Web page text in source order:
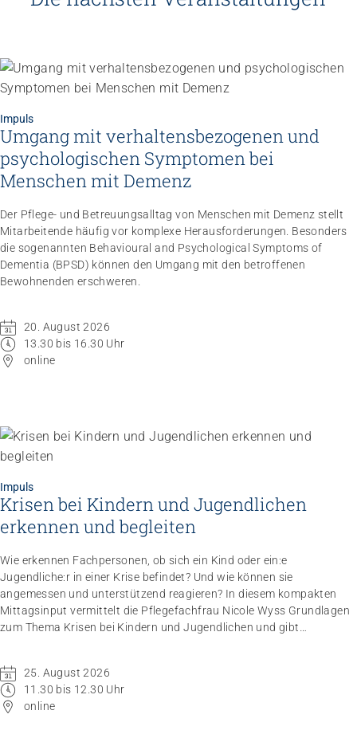
Impuls
Umgang mit verhaltensbezogenen und
psychologischen Symptomen bei Menschen mit
Demenz
20.08.2026 online
Impuls
Umgang mit verhaltensbezogenen und
psychologischen Symptomen bei
Menschen mit Demenz
Der Pflege- und Betreuungsalltag von Menschen mit Demenz stellt
Mitarbeitende häufig vor komplexe Herausforderungen. Besonders
die sogenannten Behavioural and Psychological Symptoms of
Dementia (BPSD) können den Umgang mit den betroffenen
Bewohnenden erschweren.
20. August 2026
13.30 bis 16.30 Uhr
online
Impuls
Krisen bei Kindern und Jugendlichen
erkennen und begleiten
Wie erkennen Fachpersonen, ob sich ein Kind oder ein:e
Jugendliche:r in einer Krise befindet? Und wie können sie
angemessen und unterstützend reagieren? In diesem kompakten
Mittagsinput vermittelt die Pflegefachfrau Nicole Wyss Grundlagen
zum Thema Krisen bei Kindern und Jugendlichen und gibt
25. August 2026
11.30 bis 12.30 Uhr
online